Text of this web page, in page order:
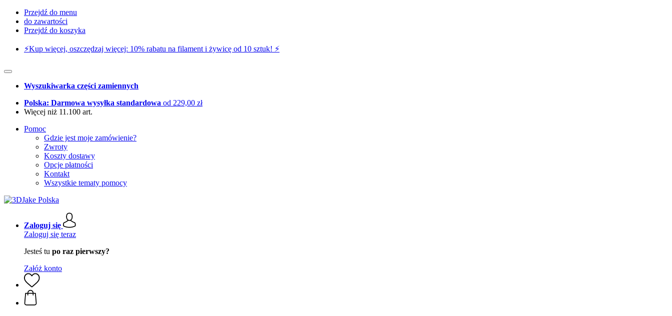
Przejdź do menu
do zawartości
Przejdź do koszyka
⚡️Kup więcej, oszczędzaj więcej: 10% rabatu na filament i żywicę od 10 sztuk! ⚡️
Wyszukiwarka części zamiennych
Polska: Darmowa wysyłka standardowa od 229,00 zł
Więcej niż 11.100 art.
Pomoc
Gdzie jest moje zamówienie?
Zwroty
Koszty dostawy
Opcje płatności
Kontakt
Wszystkie tematy pomocy
Zaloguj się
Zaloguj się teraz
Jesteś tu po raz pierwszy?
Załóż konto